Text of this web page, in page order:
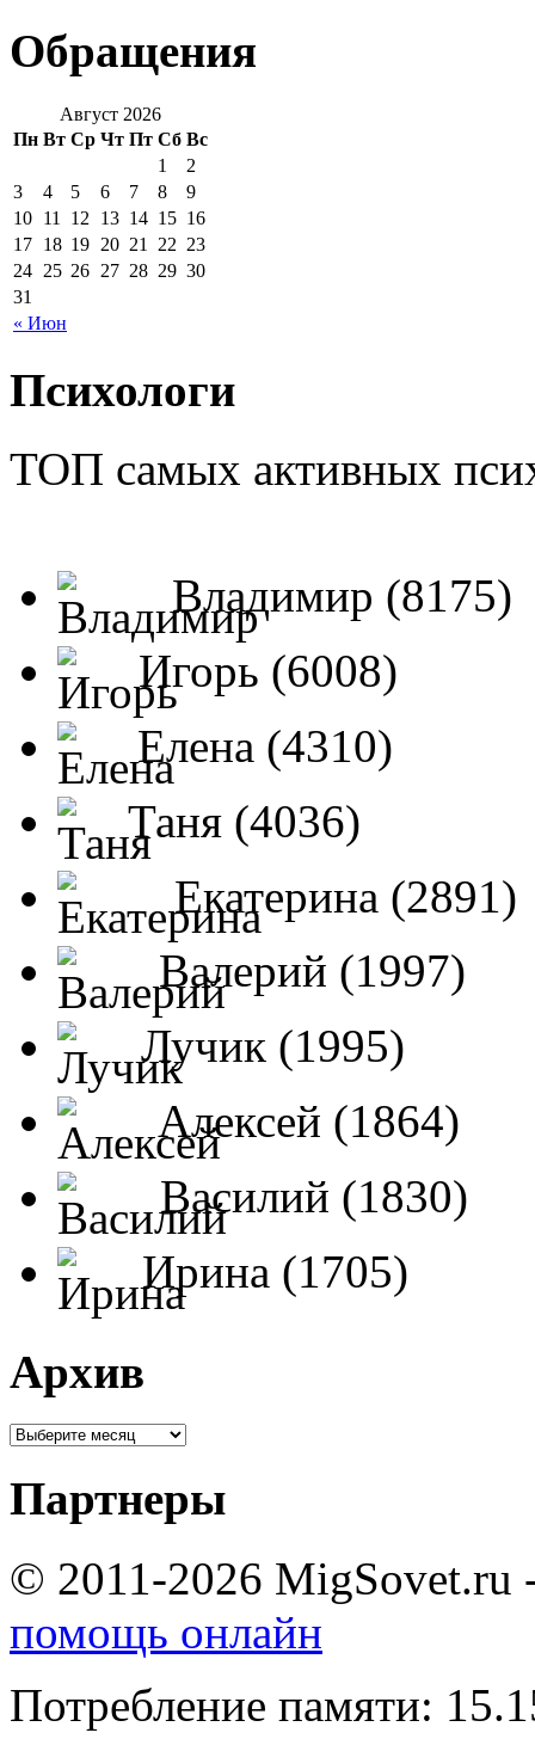
Обращения
Август 2026
Пн Вт Ср Чт Пт Сб Вс
« Июн
1
2
3
4 5 6 7 8
9
10 11 12 13 14 15 16
17 18 19 20 21 22 23
24 25 26 27 28 29 30
31
Психологи
ТОП самых активных
Владимир (8175)
Игорь (6008)
Елена (4310)
Таня (4036)
Екатерина (2891)
Валерий (1997)
Лучик (1995)
Алексей (1864)
Василий (1830)
Ирина (1705)
Архив
Партнеры
© 2011-2026 MigSovet.ru
помощь онлайн
Потребление памяти: